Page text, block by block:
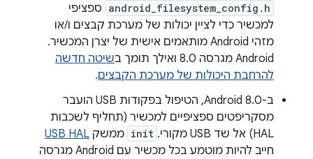
android_filesystem_config.h ספציפי
למכשיר כדי לציין יכולות של מערכת קבצים ו/או
מזהי Android מותאמים אישית של יצרן המכשיר.
‫Android מגרסה 8.0 ואילך תומך ב
שיטה חדשה
להרחבת היכולות של מערכת הקבצים.
ב-Android 8.0, הטיפול בפקודות USB הועבר
מסקריפטים ספציפיים למכשיר (תחליף לשכבות
HAL) אל שד USB מקורי.
init ממשק USB HAL
חייב להיות מוטמע בכל מכשיר עם Android מגרסה